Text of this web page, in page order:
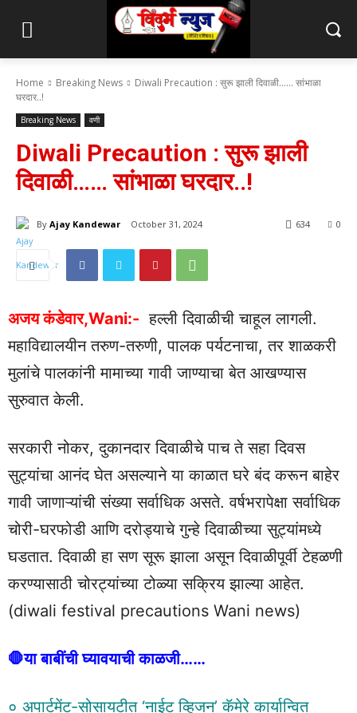
Home Breaking News
Diwali Precaution : सुरू झाली दिवाळी...... सांभाळा
घरदार..!
Breaking News वणी
Diwali Precaution : सुरू झाली
दिवाळी…… सांभाळा घरदार..!
By Ajay Kandewar October 31, 2024 0
634
अजय कंडेवार,Wani:- हल्ली दिवाळीची चाहूल लागली.
महाविद्यालयीन तरुण-तरुणी, पालक पर्यटनाचा, तर शाळकरी
मुलांचे पालकांनी मामाच्या गावी जाण्याचा बेत आखण्यास
सुरुवात केली.
सरकारी नोकर, दुकानदार दिवाळीचे पाच ते सहा दिवस
सुट्यांचा आनंद घेत असल्याने या काळात घरे बंद करून बाहेर
गावी जाणाऱ्यांची संख्या सर्वाधिक असते. वर्षभरापेक्षा सर्वाधिक
चोरी-घरफोडी आणि दरोड्याचे गुन्हे दिवाळीच्या सुट्यांमध्ये
घडतात. दिवाळी हा सण सूरू झाला असून दिवाळीपूर्वी टेहळणी
करण्यासाठी चोरट्यांच्या टोळ्या सक्रिय झाल्या आहेत.
(diwali festival precautions Wani news)
🛑या बाबींची घ्यावयाची काळजी……
० अपार्टमेंट-सोसायटीत ‘नाईट व्हिजन’ कॅमेरे कार्यान्वित